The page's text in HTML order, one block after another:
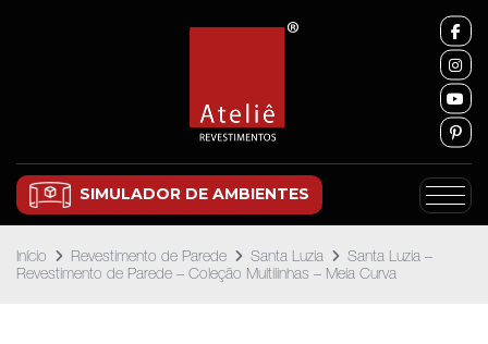
SIMULADOR DE AMBIENTES
Início Revestimento de Parede Santa Luzia
Santa Luzia –
Revestimento de Parede – Coleção Multilinhas – Meia Curva